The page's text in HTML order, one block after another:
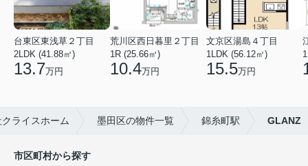
台東区東浅草２丁目
2LDK (41.88㎡)
13.7万円
荒川区西日暮里２丁目
1R (25.66㎡)
10.4万円
文京区湯島４丁目
1LDK (56.12㎡)
15.5万円
ライスホーム 墨田区の物件一覧 錦糸町駅 GLANZ
市区町村から探す